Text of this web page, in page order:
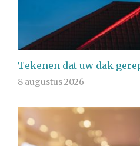
Tekenen dat uw dak
8 augustus 2026